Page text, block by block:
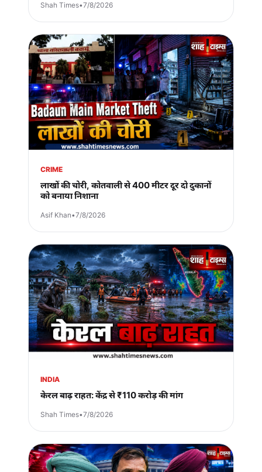
Shah Times•7/8/2026
CRIME
लाखों की चोरी, कोतवाली से 400 मीटर दूर दो दुकानों
को बनाया निशाना
Asif Khan•7/8/2026
INDIA
केरल बाढ़ राहत: केंद्र से ₹110 करोड़ की मांग
Shah Times•7/8/2026